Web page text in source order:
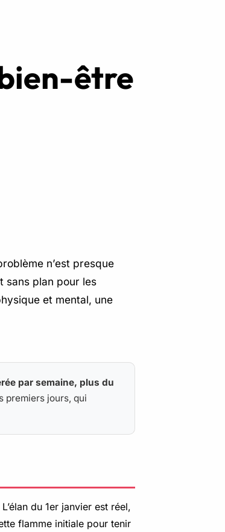
être
n’est presque
sans plan pour les
et mental, une
par semaine, plus du
premiers jours, qui
du 1er janvier est réel,
flamme initiale pour tenir